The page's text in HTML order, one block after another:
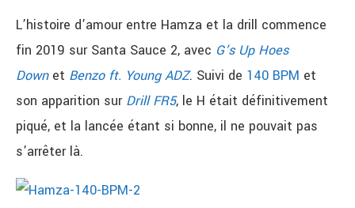
L’histoire d’amour entre Hamza et la drill commence
fin 2019 sur Santa Sauce 2, avec G’s Up Hoes
Downet Benzo ft. Young ADZ. Suivi de 140 BPM et
son apparition sur Drill FR5, le H était définitivement
piqué, et la lancée étant si bonne, il ne pouvait pas
s’arrêter là.